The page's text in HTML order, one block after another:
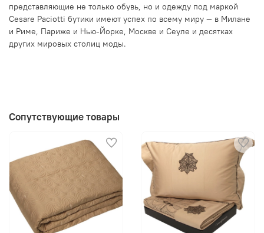
представляющие не только обувь, но и одежду под маркой
Cesare Paciotti бутики имеют успех по всему миру — в Милане
и Риме, Париже и Нью-Йорке, Москве и Сеуле и десятках
других мировых столиц моды.
Сопутствующие товары